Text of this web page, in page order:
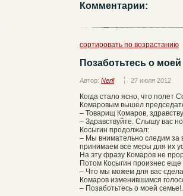
Комментарии:
сортировать по возрастанию
Позаботьтесь о
Автор: Nerll 27 июля 2012
Когда стало ясно, что полет
Комаровым вышел
– Товарищ Комаров,
– Здравствуйте. Слышу вас
Косыгин продолжал:
– Мы внимательно следим за
принимаем все меры для их
На эту фразу Комаров не
Потом Косыгин произнес
– Что мы можем для вас
Комаров изменившимся
– Позаботьтесь о моей